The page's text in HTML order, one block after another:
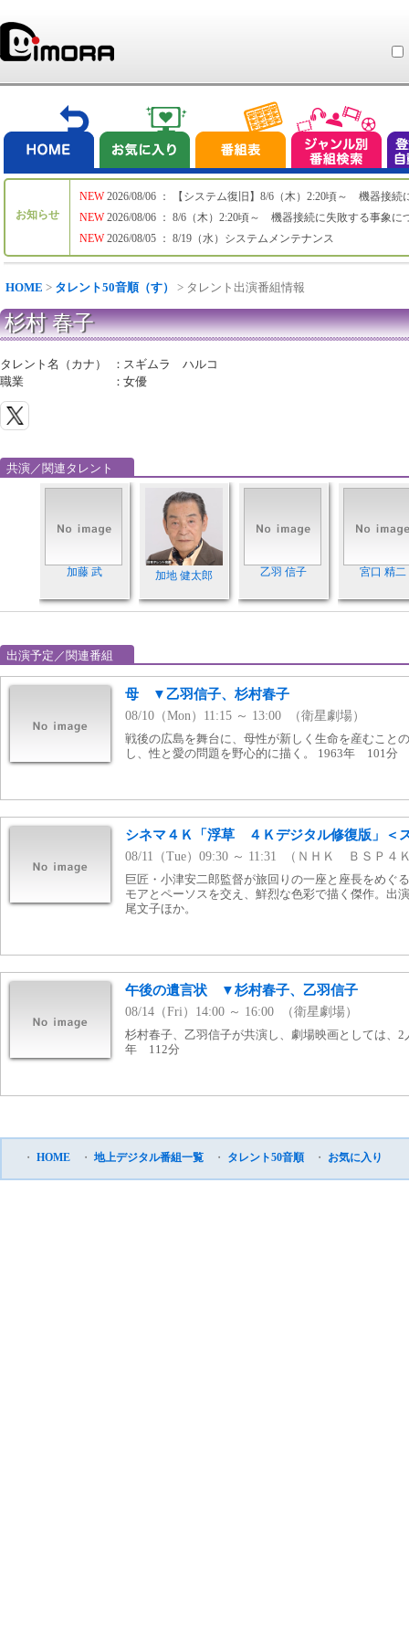
お知らせ
NEW
NEW
NEW
2026/08/06 ： 【システム復旧】8/6（木）2:20頃～ 機器接続
2026/08/06 ： 8/6（木）2:20頃～ 機器接続に失敗する事象に
2026/08/05 ： 8/19（水）システムメンテナンス
HOME > タレント50音順（す） > タレント出演番組情報
杉村 春子
タレント名（カナ） ： スギムラ ハルコ
職業
：女優
共演／関連タレント
加藤 武 加地 健太郎 乙羽 信子 宮口 精二
出演予定／関連番組
母 ▼乙羽信子、杉村春子
08/10（Mon）11:15 ～ 13:00 （衛星劇場）
戦後の広島を舞台に、母性が新しく生命を産むこと
し、性と愛の問題を野心的に描く。 1963年 101分
シネマ４Ｋ「浮草 ４Ｋデジタル修復版」＜
08/11（Tue）09:30 ～ 11:31 （ＮＨＫ ＢＳＰ４
巨匠・小津安二郎監督が旅回りの一座と座長をめぐ
モアとペーソスを交え、鮮烈な色彩で描く傑作。出
尾文子ほか。
午後の遺言状 ▼杉村春子、乙羽信子
08/14（Fri）14:00 ～ 16:00 （衛星劇場）
杉村春子、乙羽信子が共演し、劇場映画としては、
年 112分
・ HOME ・ 地上デジタル番組一覧 ・ タレント50音順 ・ お気に入り